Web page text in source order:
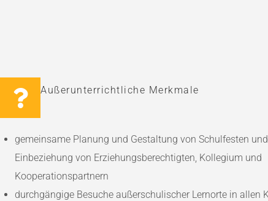
Außerunterrichtliche Merkmale
gemeinsame Planung und Gestaltung von Schulfesten
Einbeziehung von Erziehungsberechtigten, Kollegium und
Kooperationspartnern
durchgängige Besuche außerschulischer Lernorte in allen